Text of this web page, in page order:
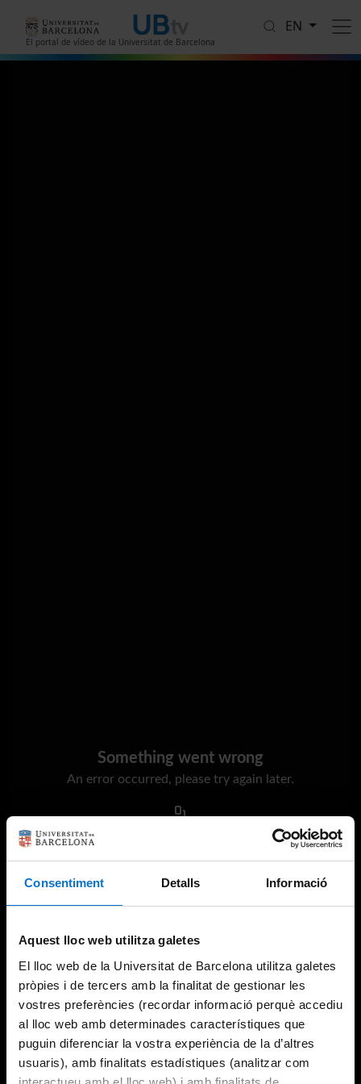
Consentiment Detalls Informació
Aquest lloc web utilitza galetes
El lloc web de la Universitat de Barcelona utilitza galetes
pròpies i de tercers amb la finalitat de gestionar les
vostres preferències (recordar informació perquè accediu
al lloc web amb determinades característiques que
puguin diferenciar la vostra experiència de la d’altres
usuaris), amb finalitats estadístiques (analitzar com
El portal de vídeo de la Universitat de Barcelona
EN
Something went wrong
An error occurred, please try again later.